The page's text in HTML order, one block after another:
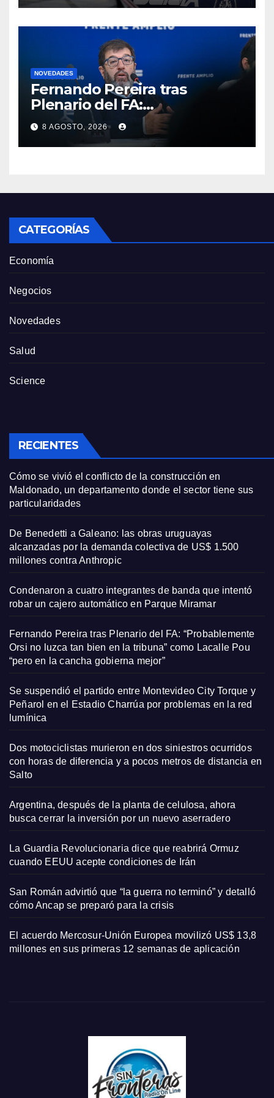
Miramar
NOVEDADES
Fernando Pereira tras
Plenario del FA:
“Probablemente Orsi no
luzca tan bien en la tribuna”
como Lacalle Pou “pero en la
8 AGOSTO, 2026
CATEGORÍAS
Economía
Negocios
Novedades
Salud
Science
RECIENTES
Cómo se vivió el conflicto de la construcción en
Maldonado, un departamento donde el sector tiene sus
particularidades
De Benedetti a Galeano: las obras uruguayas
alcanzadas por la demanda colectiva de US$ 1.500
millones contra Anthropic
Condenaron a cuatro integrantes de banda que intentó
robar un cajero automático en Parque Miramar
Fernando Pereira tras Plenario del FA: “Probablemente
Orsi no luzca tan bien en la tribuna” como Lacalle Pou
“pero en la cancha gobierna mejor”
Se suspendió el partido entre Montevideo City Torque y
Peñarol en el Estadio Charrúa por problemas en la red
lumínica
Dos motociclistas murieron en dos siniestros ocurridos
con horas de diferencia y a pocos metros de distancia en
Salto
Argentina, después de la planta de celulosa, ahora
busca cerrar la inversión por un nuevo aserradero
La Guardia Revolucionaria dice que reabrirá Ormuz
cuando EEUU acepte condiciones de Irán
San Román advirtió que “la guerra no terminó” y detalló
cómo Ancap se preparó para la crisis
El acuerdo Mercosur-Unión Europea movilizó US$ 13,8
millones en sus primeras 12 semanas de aplicación